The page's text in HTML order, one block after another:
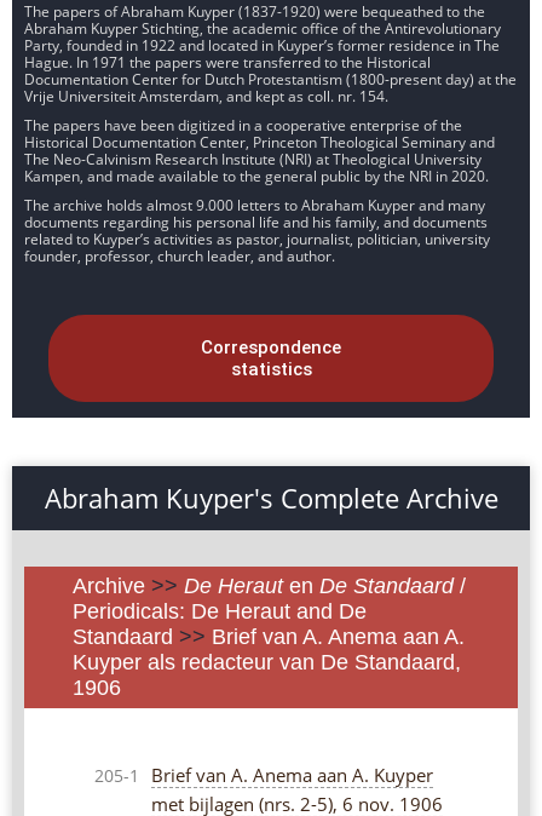
The papers of Abraham Kuyper (1837-1920) were bequeathed to the
Abraham Kuyper Stichting, the academic office of the Antirevolutionary
Party, founded in 1922 and located in Kuyper’s former residence in The
Hague. In 1971 the papers were transferred to the Historical
Documentation Center for Dutch Protestantism (1800-present day) at the
Vrije Universiteit Amsterdam, and kept as coll. nr. 154.
The papers have been digitized in a cooperative enterprise of the
Historical Documentation Center, Princeton Theological Seminary and
The Neo-Calvinism Research Institute (NRI) at Theological University
Kampen, and made available to the general public by the NRI in 2020.
The archive holds almost 9.000 letters to Abraham Kuyper and many
documents regarding his personal life and his family, and documents
related to Kuyper’s activities as pastor, journalist, politician, university
founder, professor, church leader, and author.
Correspondence
statistics
Abraham Kuyper's Complete Archive
Archive >> De Herauten De Standaard/
Periodicals: De Heraut and De
Standaard >> Brief van A. Anema aan A.
Kuyper als redacteur van De Standaard,
1906
205-1
Brief van A. Anema aan A. Kuyper
met bijlagen (nrs. 2-5), 6 nov. 1906